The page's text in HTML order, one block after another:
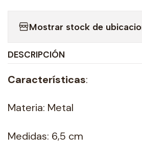
Mostrar stock de
DESCRIPCIÓN
Características:
Materia: Metal
Medidas: 6,5 cm